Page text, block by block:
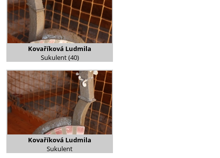
Kovaříková Ludmila
Sukulent (40)
Kovaříková Ludmila
Sukulent